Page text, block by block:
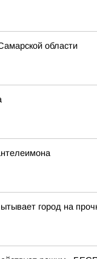
области
город на